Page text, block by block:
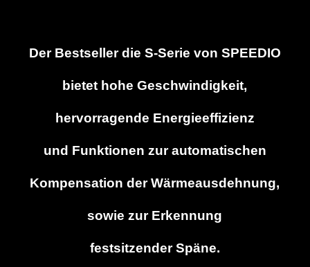
Der Bestseller die S-Serie von SPEEDIO
bietet hohe Geschwindigkeit,
hervorragende Energieeffizienz
und Funktionen zur automatischen
Kompensation der Wärmeausdehnung,
sowie zur Erkennung
festsitzender Späne.